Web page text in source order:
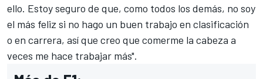
ello. Estoy seguro de que, como todos los demás, no soy
el más feliz si no hago un buen trabajo en clasificación
o en carrera, así que creo que comerme la cabeza a
veces me hace trabajar más".